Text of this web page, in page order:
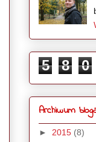
5 8 0
Archiwum
► 2015 (8)